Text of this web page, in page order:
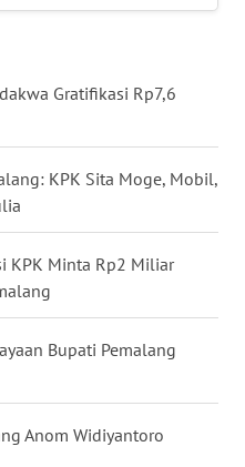
Gratifikasi Rp7,6
KPK Sita Moge, Mobil,
KPK Minta Rp2 Miliar
Bupati Pemalang
Anom Widiyantoro